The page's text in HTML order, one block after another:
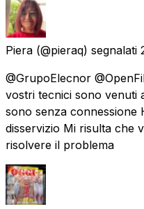
Piera (@pieraq) segnalati
@GrupoElecnor
vostri tecnici sono venuti
sono senza connessione
disservizio Mi risulta che
risolvere il problema